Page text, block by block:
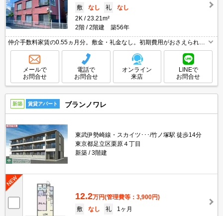
敷
なし 礼
なし
2K
23.21m²
2階
2階建 築56年
仲介手数料家賃の0.55ヵ月分。敷金・礼金なし。初期費用がおさえられる
物件。初期費用・家賃カード払い可。経済的な都市ガス使用。収納たっぷ
り。生活環境良好。画像の家具小物はCGであり付いていません。
メールで
お問合せ
電話で
お問合せ
オンライン
来店
LINEで
お問合せ
新築 賃貸アパート ブランノワレ
東武伊勢崎線・スカイツ･･･/竹ノ塚駅 徒歩14分
東京都足立区栗原４丁目
新築
3階建
12.2万円(管理費等：3,900円)
敷
なし 礼
1ヶ月